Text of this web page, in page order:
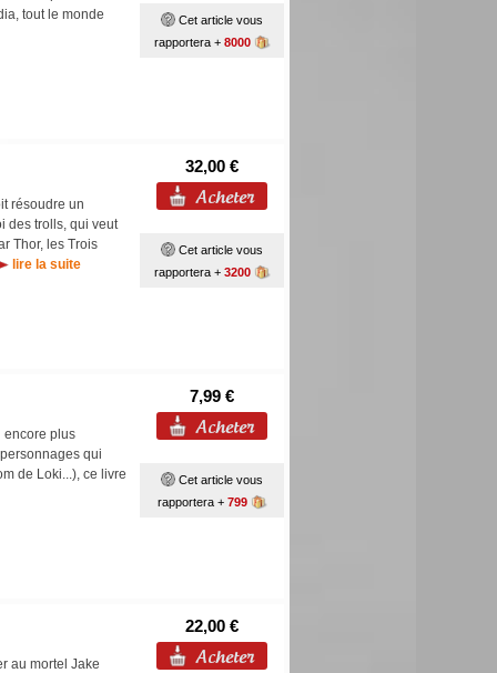
tout le monde
Cet article vous
rapportera + 8000
résoudre un
des trolls, qui veut
Thor, les Trois
lire la suite
32,00 €
Cet article vous
rapportera + 3200
encore plus
qui
de Loki...), ce livre
7,99 €
Cet article vous
rapportera + 799
au mortel Jake
22,00 €